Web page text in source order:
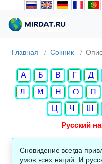
Главная Сонник
А Б В Г Д
Л
М Н О П
Ц
Ч Ш
Русский
Сновидение всегда
умов всех наций. И